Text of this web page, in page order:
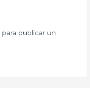
para publicar un